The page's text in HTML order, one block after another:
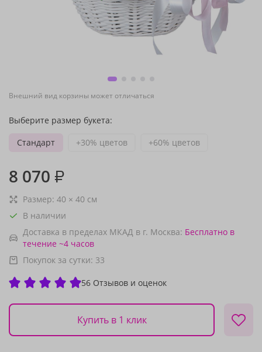
Внешний вид корзины может отличаться
Выберите размер букета:
Стандарт
+30% цветов +60% цветов
8 070 ₽
Размер: 40 × 40 см
В наличии
Доставка в пределах МКАД в г. Москва: Бесплатно в
течение ~4 часов
Покупок за сутки: 33
56 Отзывов и оценок
Купить в 1 клик